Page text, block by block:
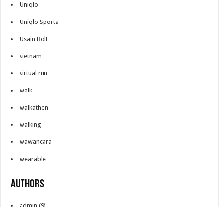
Uniqlo
Uniqlo Sports
Usain Bolt
vietnam
virtual run
walk
walkathon
walking
wawancara
wearable
Authors
admin (9)